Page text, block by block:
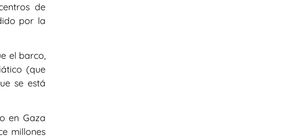
de
por la
el barco,
(que
se está
en Gaza
millones